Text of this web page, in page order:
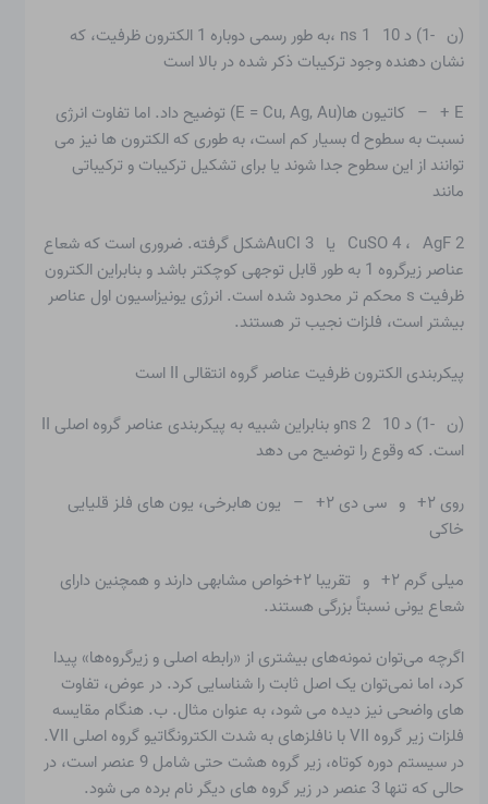
(ن -1) د 10 ns 1 ،به طور رسمی دوباره 1 الکترون ظرفیت، که
نشان دهنده وجود ترکیبات ذکر شده در بالا است
E + – کاتیون ها(E = Cu, Ag, Au) توضیح داد. اما تفاوت انرژی
نسبت به سطوح d بسیار کم است، به طوری که الکترون ها نیز می
توانند از این سطوح جدا شوند یا برای تشکیل ترکیبات و ترکیباتی
مانند
CuSO 4 ، AgF 2 یا AuCl 3شکل گرفته. ضروری است که شعاع
عناصر زیرگروه 1 به طور قابل توجهی کوچکتر باشد و بنابراین الکترون
ظرفیت s محکم تر محدود شده است. انرژی یونیزاسیون اول عناصر
بیشتر است، فلزات نجیب تر هستند.
پیکربندی الکترون ظرفیت عناصر گروه انتقالی II است
(ن -1) د 10 ns 2و بنابراین شبیه به پیکربندی عناصر گروه اصلی II
است. که وقوع را توضیح می دهد
روی ۲+ و سی دی ۲+ – یون هابرخی، یون های فلز قلیایی
خاکی
میلی گرم ۲+ و تقریبا ۲+خواص مشابهی دارند و همچنین دارای
شعاع یونی نسبتاً بزرگی هستند.
اگرچه می‌توان نمونه‌های بیشتری از «رابطه اصلی و زیرگروه‌ها» پیدا
کرد، اما نمی‌توان یک اصل ثابت را شناسایی کرد. در عوض، تفاوت
های واضحی نیز دیده می شود، به عنوان مثال. ب. هنگام مقایسه
فلزات زیر گروه VII با نافلزهای به شدت الکترونگاتیو گروه اصلی VII.
در سیستم دوره کوتاه، زیر گروه هشت حتی شامل 9 عنصر است، در
حالی که تنها 3 عنصر در زیر گروه های دیگر نام برده می شود.